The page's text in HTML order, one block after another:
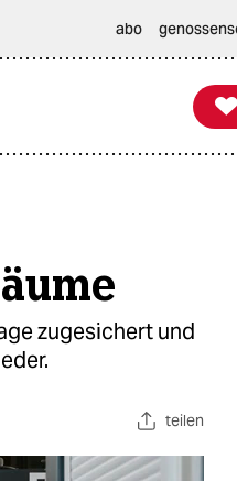
abo

zugesichert und
teilen